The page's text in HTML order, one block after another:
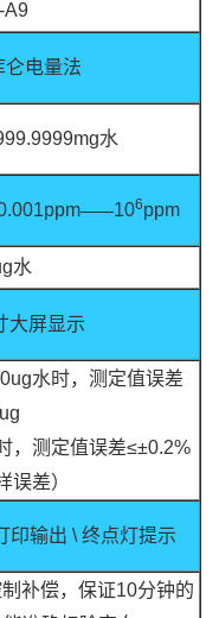
A9
仑电量法
水
——106ppm
水
大屏显示
水时，测定值误差
，测定值误差≤±0.2%
误差）
印输出 \ 终点灯提示
补偿，保证10分钟的